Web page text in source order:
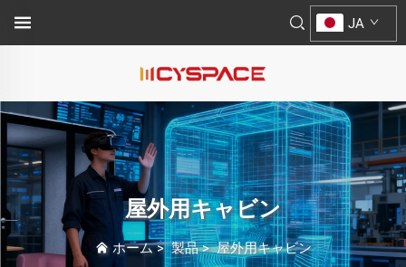
JA
屋外用キャビン
ホーム>製品>屋外用キャビン